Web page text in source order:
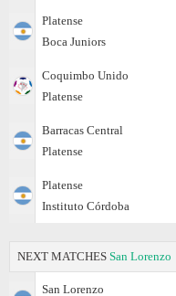
Platense
Boca Juniors
Coquimbo Unido
Platense
Barracas Central
Platense
Platense
Instituto Córdoba
NEXT MATCHES San Lorenzo
San Lorenzo